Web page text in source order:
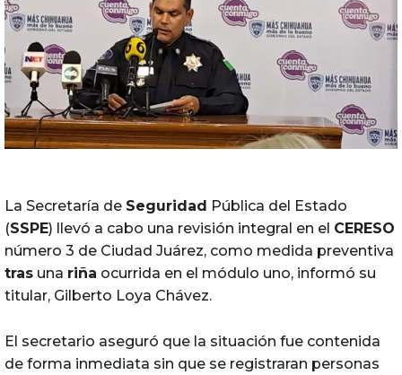
La Secretaría de Seguridad Pública del Estado
(SSPE) llevó a cabo una revisión integral en el CERESO
número 3 de Ciudad Juárez, como medida preventiva
tras una riña ocurrida en el módulo uno, informó su
titular, Gilberto Loya Chávez.
El secretario aseguró que la situación fue contenida
de forma inmediata sin que se registraran personas